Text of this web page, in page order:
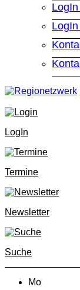
LogIn
Termine
Newsletter
Suche
Mo